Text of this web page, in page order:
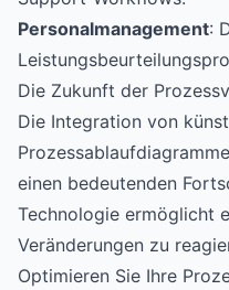
Personalmanagement:
Die Zukunft der
Die Integration von
einen bedeutenden
Technologie ermöglicht
Veränderungen zu
Optimieren Sie Ihre